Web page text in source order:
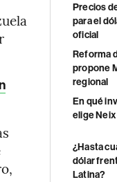
Precios
para el
oficial
Reforma
propone
regional
En qué
elige
¿Hasta
dólar
Latina?